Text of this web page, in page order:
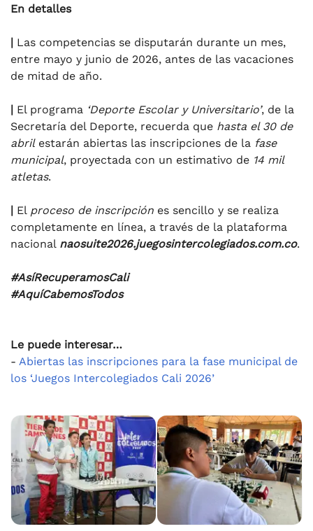
En detalles
Las competencias se disputarán durante un mes,
entre mayo y junio de 2026, antes de las vacaciones
de mitad de año.
El programa ‘Deporte Escolar y Universitario’, de la
Secretaría del Deporte, recuerda que hasta el 30 de
abrilestarán abiertas las inscripciones de la fase
municipal, proyectada con un estimativo de 14 mil
atletas.
El proceso de inscripción es sencillo y se realiza
completamente en línea, a través de la plataforma
nacional naosuite2026.juegosintercolegiados.com.co.
#AsíRecuperamosCali
#AquíCabemosTodos
Le puede interesar…
- Abiertas las inscripciones para la fase municipal de
los ‘Juegos Intercolegiados Cali 2026’